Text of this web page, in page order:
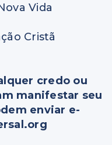
Vida
Cristã
credo ou
manifestar seu
enviar e-